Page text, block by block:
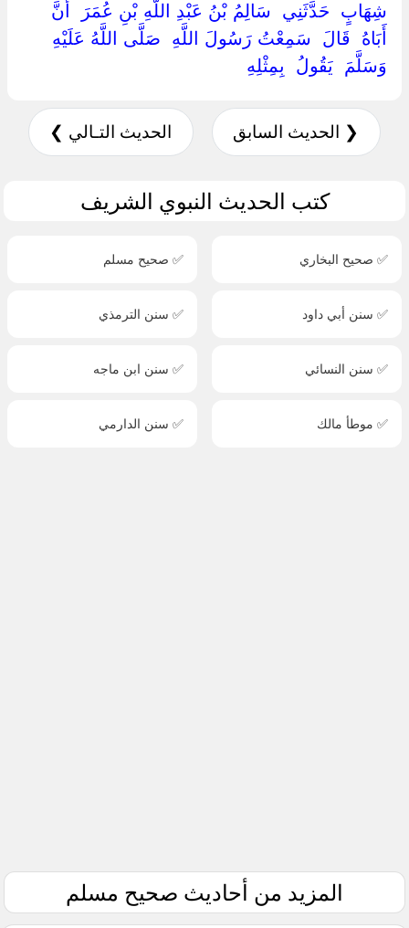
شِهَابٍ ‏ ‏حَدَّثَنِي ‏ ‏سَالِمُ بْنُ عَبْدِ اللَّهِ بْنِ عُمَرَ ‏ ‏أَنَّ ‏
‏أَبَاهُ ‏ ‏قَالَ ‏ ‏سَمِعْتُ رَسُولَ اللَّهِ ‏ ‏صَلَّى اللَّهُ عَلَيْهِ
وَسَلَّمَ ‏ ‏يَقُولُ ‏ ‏بِمِثْلِهِ ‏
❮ الحديث السابق الحديث التـالي ❯
كتب الحديث النبوي الشريف
✅ صحيح البخاري ✅ صحيح مسلم
✅ سنن أبي داود ✅ سنن الترمذي
✅ سنن النسائي ✅ سنن ابن ماجه
✅ موطأ مالك ✅ سنن الدارمي
المزيد من أحاديث صحيح مسلم